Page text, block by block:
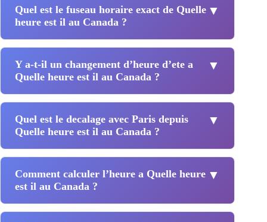
Quel est le fuseau horaire exact de Quelle
heure est il au Canada ?
▼
Y a-t-il un changement d’heure d’ete a
Quelle heure est il au Canada ?
▼
Quel est le decalage avec Paris depuis
Quelle heure est il au Canada ?
▼
Comment calculer l’heure a Quelle heure
est il au Canada ?
▼